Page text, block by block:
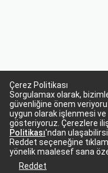
Çerez Politikası
Sorgulamax olarak,
güvenliğine önem
uygun olarak işlenmesi
gösteriyoruz. Çerezlere
Politikası'ndan
Reddet seçeneğine
yönelik maalesef sana
Reddet
Sorgulamax